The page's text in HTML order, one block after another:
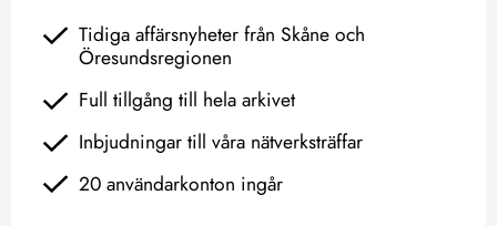
Tidiga affärsnyheter från Skåne och
Öresundsregionen
Full tillgång till hela arkivet
Inbjudningar till våra nätverksträffar
20 användarkonton ingår